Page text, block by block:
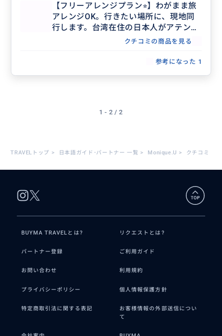
【フリーアレンジプラン⭐︎】わがまま旅
アレンジOK。行きたい場所に、現地同
行します。台湾在住の日本人がアテン
クチコミの商品を見る
参考になった 1
1 - 2 / 2
TRAVELトップ > 日本語ガイド･パートナー 一覧 > Monique.U > クチコミ
BUYMA TRAVELとは? リクエストとは?
パートナー登録 ご利用ガイド
お問い合わせ 利用規約
プライバシーポリシー 個人情報保護方針
特定商取引法に関する表記
お客様情報の外部送信につい
て